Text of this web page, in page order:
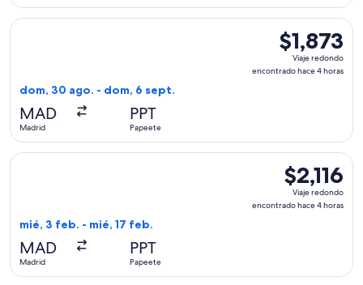
$1,873
Viaje
redondo,
$1,873
Viaje redondo
encontrado hace 4 horas
dom, 30 ago. - dom, 6 sept.
MAD
Madrid
PPT
Papeete
Seleccionar vuelo de Air Europa, con salida el dom, 30
$2,116
Viaje
redondo,
$2,116
Viaje redondo
encontrado hace 4 horas
mié, 3 feb. - mié, 17 feb.
MAD
Madrid
PPT
Papeete
Seleccionar vuelo de Qatar Airways, con salida el mié, 3